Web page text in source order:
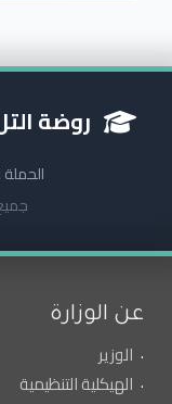
روضة
عن الوزارة
الوزير
الهيكلية التنظيمية